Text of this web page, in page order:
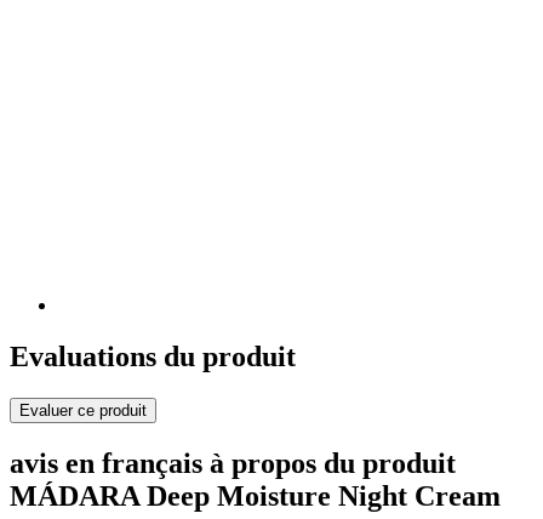
Evaluations du produit
Evaluer ce produit
avis en français à propos du produit
MÁDARA Deep Moisture Night Cream